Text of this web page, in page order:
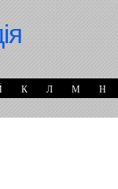
К Л М Н